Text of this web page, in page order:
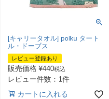
[キャリータオル] polku タート
ル・ドーブス
レビュー登録あり
販売価格 ¥440税込
レビュー件数：1件
カートに入れる